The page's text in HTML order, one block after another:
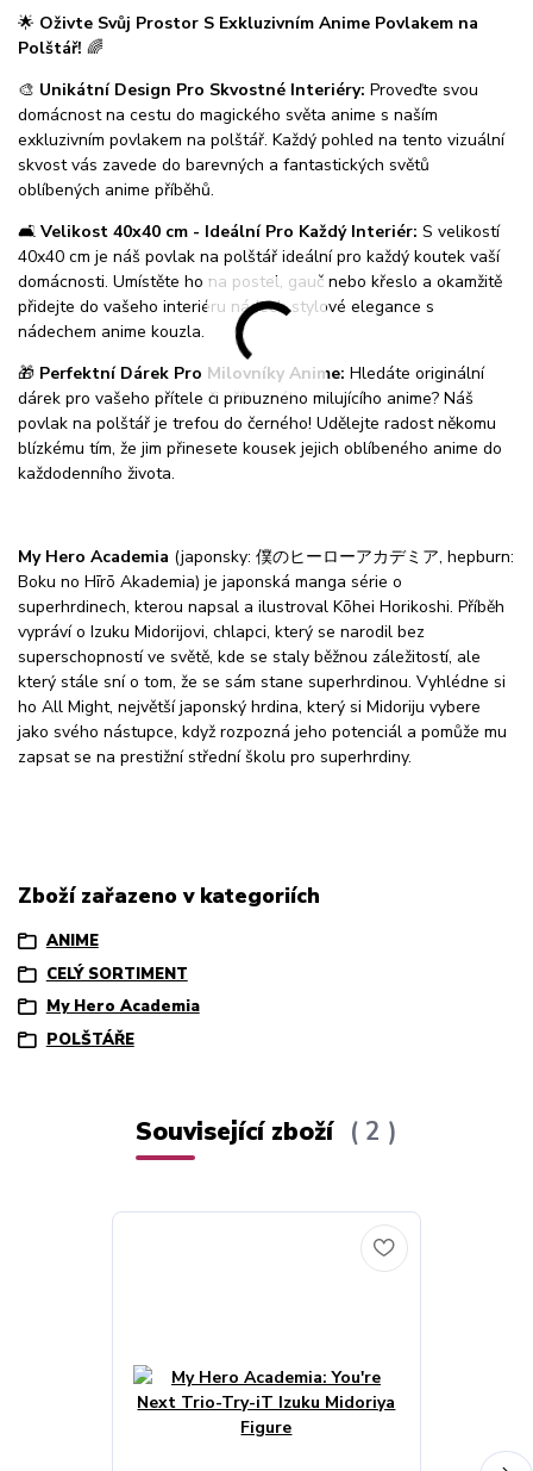
🌟 Oživte Svůj Prostor S Exkluzivním Anime Povlakem na
Polštář! 🌈
🎨 Unikátní Design Pro Skvostné Interiéry: Proveďte svou
domácnost na cestu do magického světa anime s naším
exkluzivním povlakem na polštář. Každý pohled na tento vizuální
skvost vás zavede do barevných a fantastických světů
oblíbených anime příběhů.
🛋️ Velikost 40x40 cm - Ideální Pro Každý Interiér: S velikostí
40x40 cm je náš povlak na polštář ideální pro každý koutek vaší
domácnosti. Umístěte ho na postel, gauč nebo křeslo a okamžitě
přidejte do vašeho interiéru nádech stylové elegance s
nádechem anime kouzla.
🎁 Perfektní Dárek Pro Milovníky Anime: Hledáte originální
dárek pro vašeho přítele či příbuzného milujícího anime? Náš
povlak na polštář je trefou do černého! Udělejte radost někomu
blízkému tím, že jim přinesete kousek jejich oblíbeného anime do
každodenního života.
My Hero Academia (japonsky: 僕のヒーローアカデミア, hepburn:
Boku no Hīrō Akademia) je japonská manga série o
superhrdinech, kterou napsal a ilustroval Kōhei Horikoshi. Příběh
vypráví o Izuku Midorijovi, chlapci, který se narodil bez
superschopností ve světě, kde se staly běžnou záležitostí, ale
který stále sní o tom, že se sám stane superhrdinou. Vyhlédne si
ho All Might, největší japonský hrdina, který si Midoriju vybere
jako svého nástupce, když rozpozná jeho potenciál a pomůže mu
zapsat se na prestižní střední školu pro superhrdiny.
Zboží zařazeno v kategoriích
ANIME
CELÝ SORTIMENT
My Hero Academia
POLŠTÁŘE
Související zboží 2